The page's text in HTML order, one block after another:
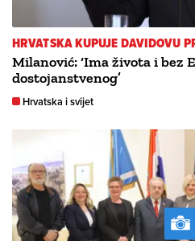
HRVATSKA KUPUJE DAVIDOVU
Milanović: ‘Ima života i bez
dostojanstvenog’
Hrvatska i svijet